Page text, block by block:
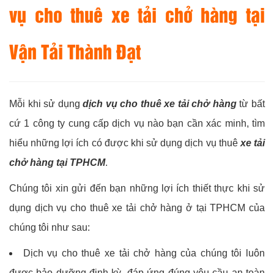
vụ cho thuê xe tải chở hàng tại
Vận Tải Thành Đạt
Mỗi khi sử dụngdịch vụ cho thuê xe tải chở hàngtừ bất
cứ 1 công ty cung cấp dịch vụ nào bạn cần xác minh, tìm
hiểu những lợi ích có được khi sử dụng dịch vụ thuêxe tải
chở hàng tại TPHCM.
Chúng tôi xin gửi đến bạn những lợi ích thiết thực khi sử
dụng dịch vụ cho thuê xe tải chở hàng ở tại TPHCM của
chúng tôi như sau:
Dịch vụ cho thuê xe tải chở hàng của chúng tôi luôn